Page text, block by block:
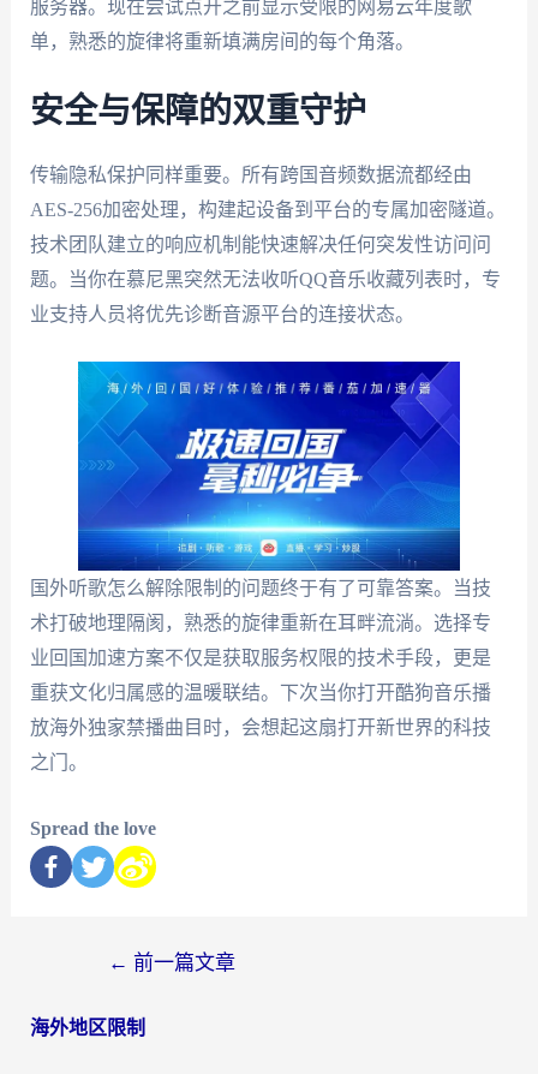
服务器。现在尝试点开之前显示受限的网易云年度歌
单，熟悉的旋律将重新填满房间的每个角落。
安全与保障的双重守护
传输隐私保护同样重要。所有跨国音频数据流都经由
AES-256加密处理，构建起设备到平台的专属加密隧道。
技术团队建立的响应机制能快速解决任何突发性访问问
题。当你在慕尼黑突然无法收听QQ音乐收藏列表时，专
业支持人员将优先诊断音源平台的连接状态。
国外听歌怎么解除限制的问题终于有了可靠答案。当技
术打破地理隔阂，熟悉的旋律重新在耳畔流淌。选择专
业回国加速方案不仅是获取服务权限的技术手段，更是
重获文化归属感的温暖联结。下次当你打开酷狗音乐播
放海外独家禁播曲目时，会想起这扇打开新世界的科技
之门。
Spread the love
← 前一篇文章
海外地区限制